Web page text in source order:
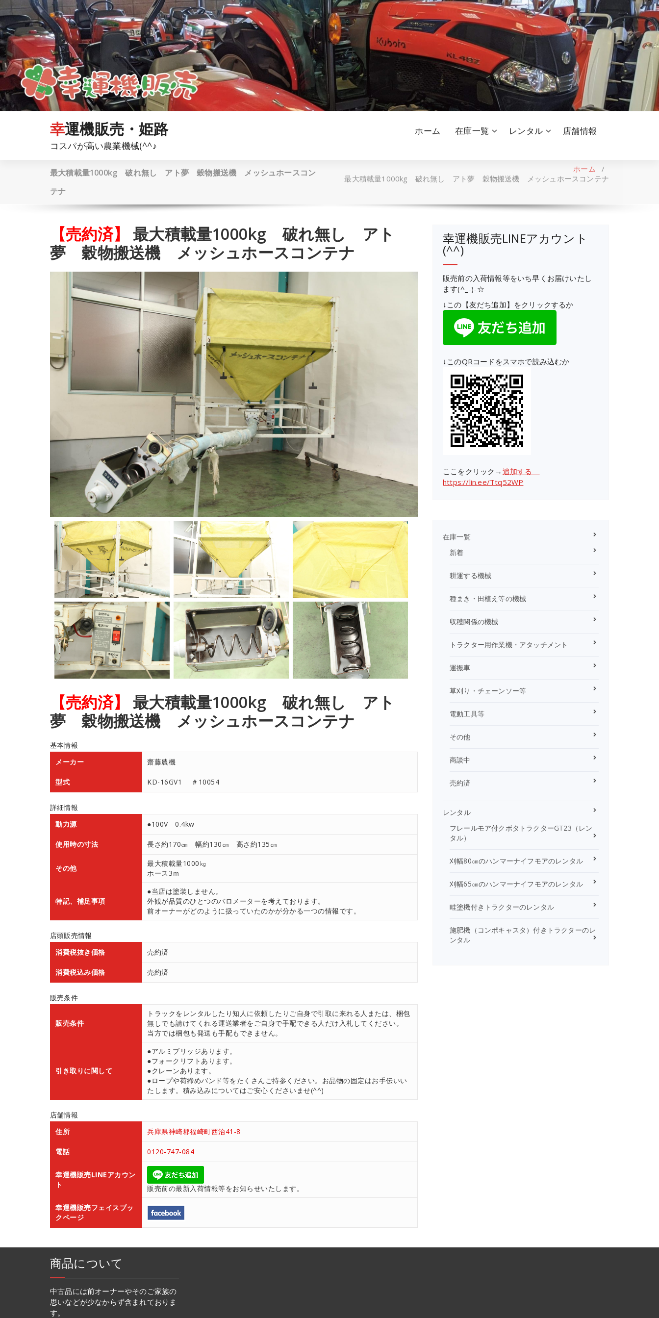
ン
テ
ン
ツ
へ
ス
キ
プ
幸運機販売・姫路
コスパが高い農業機械(^^♪
ホーム 在庫一覧 レンタル 店舗情報
最大積載量1000kg 破れ無し アト夢 穀物搬送機 メッシュホースコン
テナ
ホーム /
最大積載量1000kg 破れ無し アト夢 穀物搬送機 メッシュホースコンテナ
【売約済】
最大積載量1000kg 破れ無し アト
夢 穀物搬送機 メッシュホースコンテナ
【売約済】
最大積載量1000kg 破れ無し アト
夢 穀物搬送機 メッシュホースコンテナ
基本情報
メーカー
齋藤農機
型式 KD-16GV1 ＃10054
詳細情報
動力源
●100V 0.4kw
使用時の寸法 長さ約170㎝ 幅約130㎝ 高さ約135㎝
その他
最大積載量1000㎏
ホース3ｍ
特記、補足事項
●当店は塗装しません。
外観が品質のひとつのバロメーターを考えております。
前オーナーがどのように扱っていたのかが分かる一つの情報です。
店頭販売情報
消費税抜き価格
売約済
消費税込み価格 売約済
販売条件
販売条件
トラックをレンタルしたり知人に依頼したりご自身で引取に来れる人または、梱包
無しでも請けてくれる運送業者をご自身で手配できる人だけ入札してください。
当方では梱包も発送も手配もできません。
引き取りに関して
●アルミブリッジあります。
●フォークリフトあります。
●クレーンあります。
●ロープや荷締めバンド等をたくさんご持参ください。お品物の固定はお手伝いい
たします。積み込みについてはご安心くださいませ(^^)
店舗情報
住所
兵庫県神崎郡福崎町西治41-8
電話 0120-747-084
幸運機販売LINEアカウン
ト
販売前の最新入荷情報等をお知らせいたします。
幸運機販売フェイスブッ
クページ
幸運機販売LINEアカウント
(^^)
販売前の入荷情報等をいち早くお届けいたし
ます(^_-)-☆
↓この【友だち追加】をクリックするか
↓このQRコードをスマホで読み込むか
ここをクリック→ 追加する
https://lin.ee/Ttq52WP
在庫一覧
新着
耕運する機械
種まき・田植え等の機械
収穫関係の機械
トラクター用作業機・アタッチメント
運搬車
草刈り・チェーンソー等
電動工具等
その他
商談中
売約済
レンタル
フレールモア付クボタトラクターGT23（レン
タル）
刈幅80㎝のハンマーナイフモアのレンタル
刈幅65㎝のハンマーナイフモアのレンタル
畦塗機付きトラクターのレンタル
施肥機（コンポキャスタ）付きトラクターのレ
ンタル
商品について
中古品には前オーナーやそのご家族の
思いなどが少なからず含まれておりま
す。